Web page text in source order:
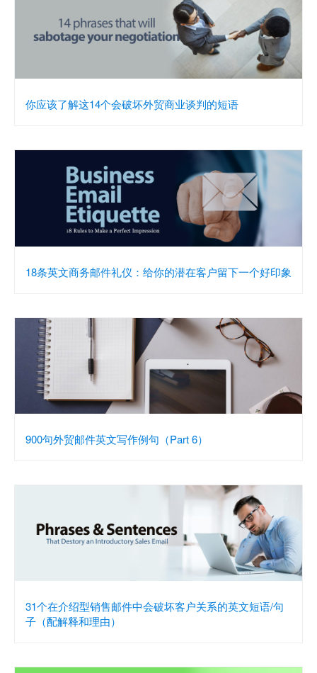
你应该了解这14个会破坏外贸商业谈判的短语
18条英文商务邮件礼仪：给你的潜在客户留下一个好印象
900句外贸邮件英文写作例句（Part 6）
31个在介绍型销售邮件中会破坏客户关系的英文短语/句
子（配解释和理由）